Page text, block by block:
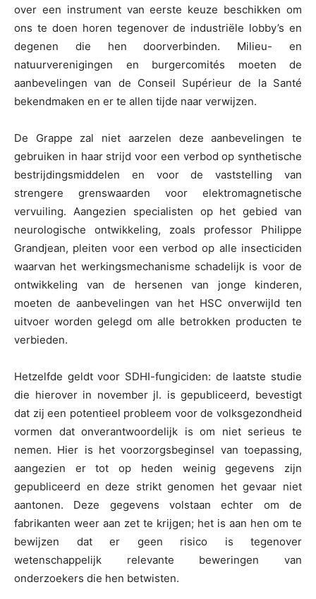
over een instrument van eerste keuze beschikken om
ons te doen horen tegenover de industriële lobby’s en
degenen die hen doorverbinden. Milieu- en
natuurverenigingen en burgercomités moeten de
aanbevelingen van de Conseil Supérieur de la Santé
bekendmaken en er te allen tijde naar verwijzen.
De Grappe zal niet aarzelen deze aanbevelingen te
gebruiken in haar strijd voor een verbod op synthetische
bestrijdingsmiddelen en voor de vaststelling van
strengere grenswaarden voor elektromagnetische
vervuiling. Aangezien specialisten op het gebied van
neurologische ontwikkeling, zoals professor Philippe
Grandjean, pleiten voor een verbod op alle insecticiden
waarvan het werkingsmechanisme schadelijk is voor de
ontwikkeling van de hersenen van jonge kinderen,
moeten de aanbevelingen van het HSC onverwijld ten
uitvoer worden gelegd om alle betrokken producten te
verbieden.
Hetzelfde geldt voor SDHI-fungiciden: de laatste studie
die hierover in november jl. is gepubliceerd, bevestigt
dat zij een potentieel probleem voor de volksgezondheid
vormen dat onverantwoordelijk is om niet serieus te
nemen. Hier is het voorzorgsbeginsel van toepassing,
aangezien er tot op heden weinig gegevens zijn
gepubliceerd en deze strikt genomen het gevaar niet
aantonen. Deze gegevens volstaan echter om de
fabrikanten weer aan zet te krijgen; het is aan hen om te
bewijzen dat er geen risico is tegenover
wetenschappelijk relevante beweringen van
onderzoekers die hen betwisten.